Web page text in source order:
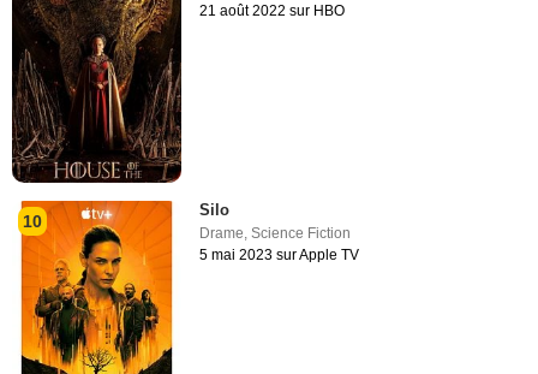
21 août 2022 sur HBO
10
Silo
Drame,Science Fiction
5 mai 2023 sur Apple TV